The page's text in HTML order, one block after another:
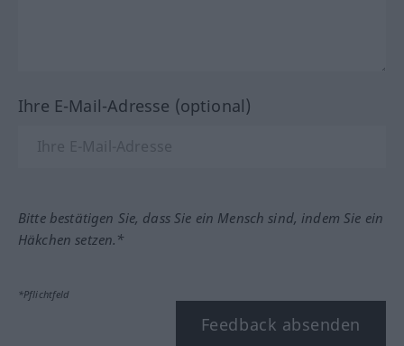
Ihre E-Mail-Adresse (optional)
Bitte bestätigen Sie, dass Sie ein Mensch sind, indem Sie ein
Häkchen setzen.*
*Pflichtfeld
Feedback absenden